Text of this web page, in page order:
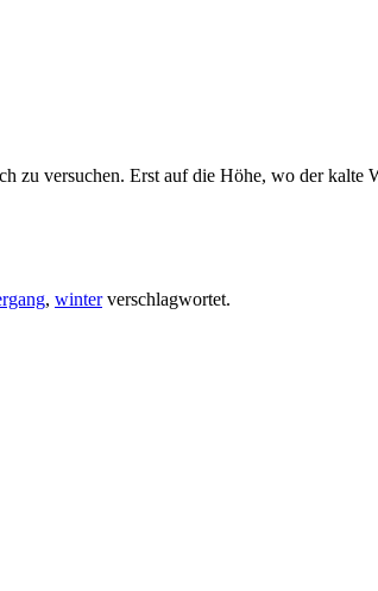
zu versuchen. Erst auf die Höhe, wo der kalte
, winterverschlagwortet.